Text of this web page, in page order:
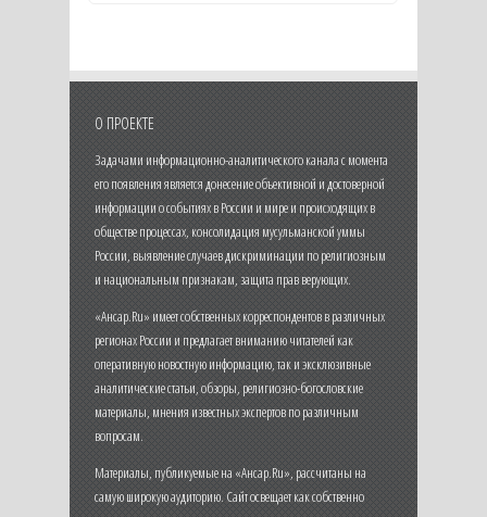
О ПРОЕКТЕ
Задачами информационно-аналитического канала с момента
его появления является донесение объективной и достоверной
информации о событиях в России и мире и происходящих в
обществе процессах, консолидация мусульманской уммы
России, выявление случаев дискриминации по религиозным
и национальным признакам, защита прав верующих.
«Ансар.Ru» имеет собственных корреспондентов в различных
регионах России и предлагает вниманию читателей как
оперативную новостную информацию, так и эксклюзивные
аналитические статьи, обзоры, религиозно-богословские
материалы, мнения известных экспертов по различным
вопросам.
Материалы, публикуемые на «Ансар.Ru», рассчитаны на
самую широкую аудиторию. Сайт освещает как собственно